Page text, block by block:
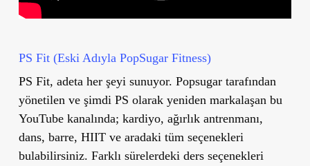
PS Fit (Eski Adıyla PopSugar Fitness)
PS Fit, adeta her şeyi sunuyor. Popsugar tarafından
yönetilen ve şimdi PS olarak yeniden markalaşan bu
YouTube kanalında; kardiyo, ağırlık antrenmanı,
dans, barre, HIIT ve aradaki tüm seçenekleri
bulabilirsiniz. Farklı sürelerdeki ders seçenekleri